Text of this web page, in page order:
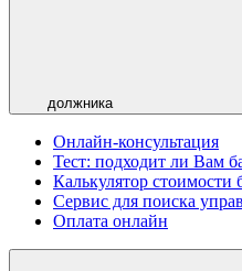
должника
Онлайн-консультация
Тест: подходит ли Вам
Калькулятор стоимости
Сервис для поиска
Оплата онлайн